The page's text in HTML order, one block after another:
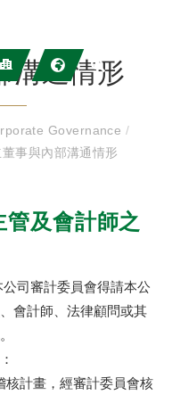
溝通情形
Governance /
事與內部溝通情形
及會計師之
司審計委員會得請本公
會計師、法律顧問或其
核計畫，經審計委員會核